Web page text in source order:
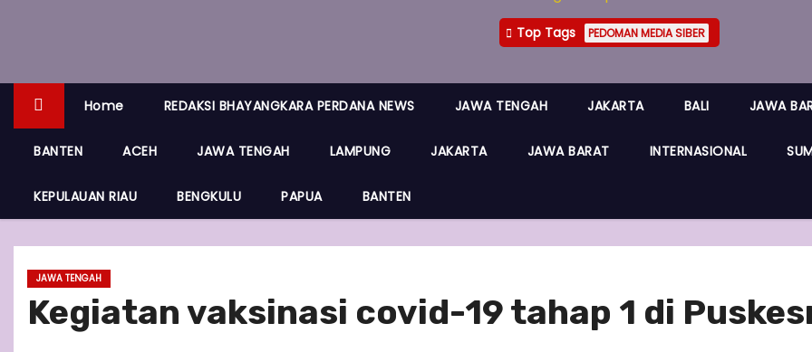
Top Tags PEDOMAN MEDIA SIBER
Home REDAKSI BHAYANGKARA PERDANA NEWS JAWA TENGAH JAKARTA BALI JAWA
BANTEN ACEH JAWA TENGAH LAMPUNG JAKARTA JAWA BARAT INTERNASIONAL
KEPULAUAN RIAU BENGKULU PAPUA BANTEN
JAWA TENGAH
Kegiatan vaksinasi covid-19 tahap 1 di